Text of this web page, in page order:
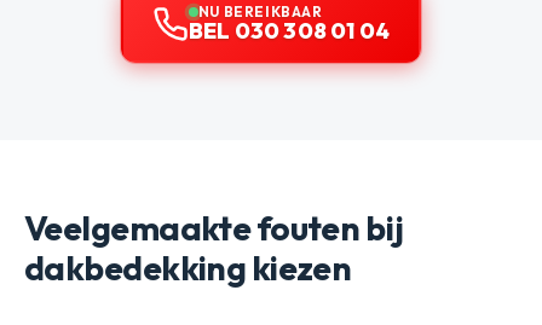
NU BEREIKBAAR
BEL 030 308 01 04
Veelgemaakte fouten bij
dakbedekking kiezen